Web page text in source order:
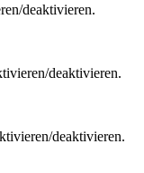
deaktivieren.
deaktivieren.
deaktivieren.